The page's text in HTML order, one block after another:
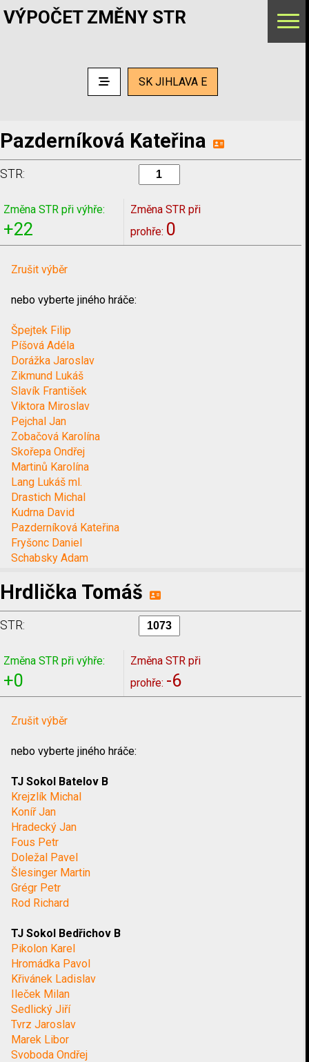
VÝPOČET ZMĚNY STR
SK JIHLAVA E
Pazderníková Kateřina
STR:
Změna STR při výhře:
+22
Změna STR při
prohře: 0
Zrušit výběr
nebo vyberte jiného hráče:
Špejtek Filip
Píšová Adéla
Dorážka Jaroslav
Zikmund Lukáš
Slavík František
Viktora Miroslav
Pejchal Jan
Zobačová Karolína
Skořepa Ondřej
Martinů Karolína
Lang Lukáš ml.
Drastich Michal
Kudrna David
Pazderníková Kateřina
Fryšonc Daniel
Schabsky Adam
Hrdlička Tomáš
STR:
Změna STR při výhře:
+0
Změna STR při
prohře: -6
Zrušit výběr
nebo vyberte jiného hráče:
TJ Sokol Batelov B
Krejzlík Michal
Koníř Jan
Hradecký Jan
Fous Petr
Doležal Pavel
Šlesinger Martin
Grégr Petr
Rod Richard
TJ Sokol Bedřichov B
Pikolon Karel
Hromádka Pavol
Křivánek Ladislav
Ileček Milan
Sedlický Jiří
Tvrz Jaroslav
Marek Libor
Svoboda Ondřej